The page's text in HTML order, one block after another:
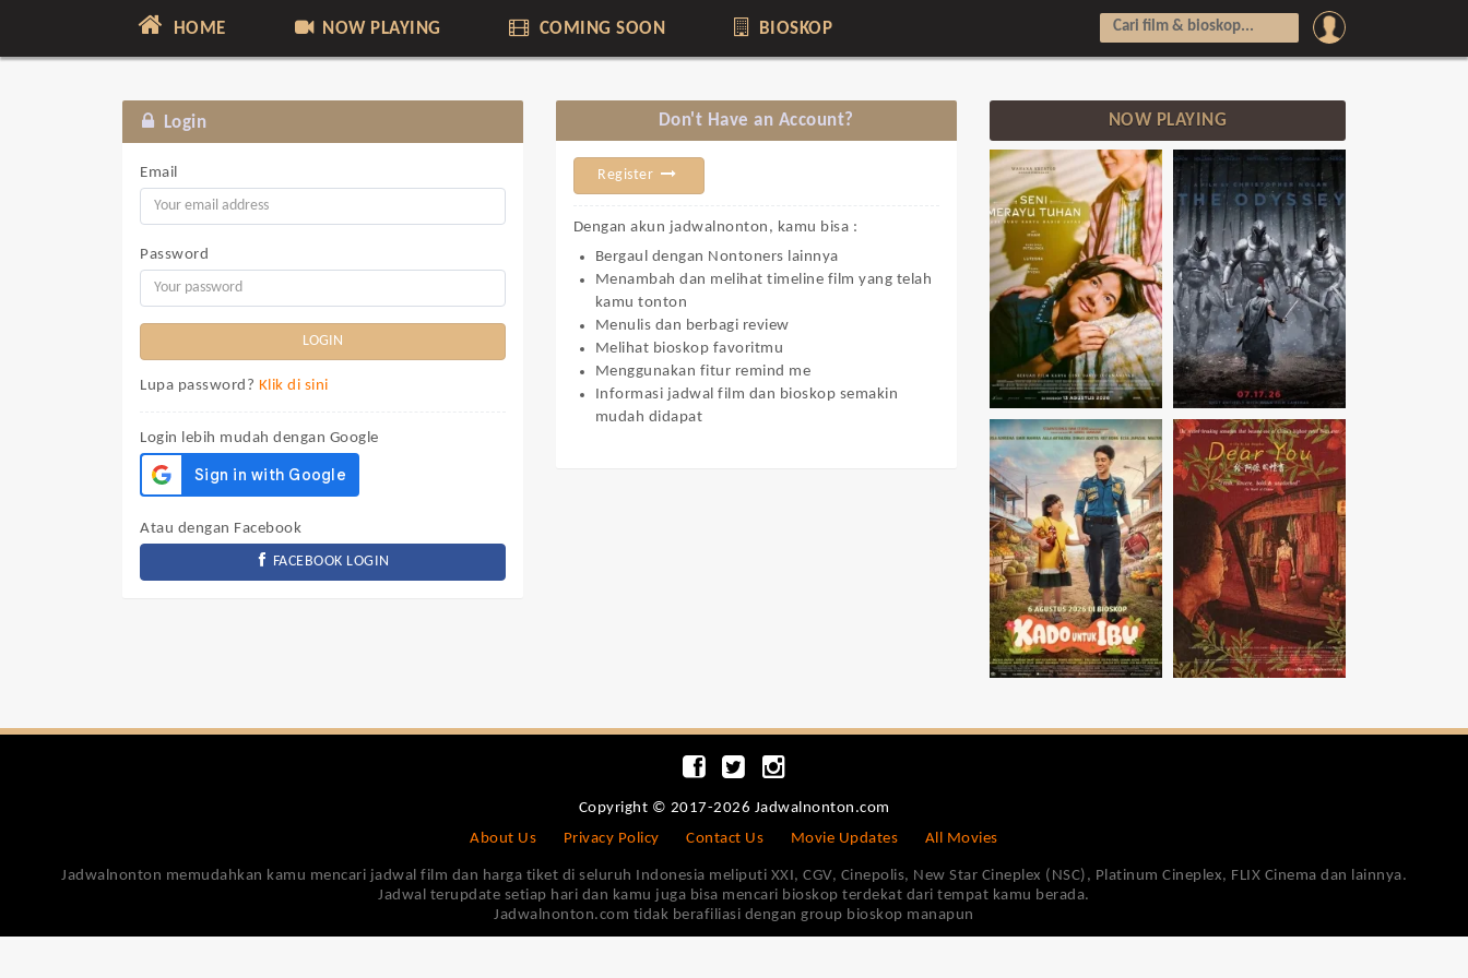
HOME NOW PLAYING COMING SOON BIOSKOP
Login
Email
Password
Lupa password? Klik di sini
Login lebih mudah dengan Google
Atau dengan Facebook
FACEBOOK LOGIN
Don't Have an Account?
Register
Dengan akun jadwalnonton, kamu bisa :
Bergaul dengan Nontoners lainnya
Menambah dan melihat timeline film yang telah
kamu tonton
Menulis dan berbagi review
Melihat bioskop favoritmu
Menggunakan fitur remind me
Informasi jadwal film dan bioskop semakin
mudah didapat
NOW PLAYING
Copyright © 2017-2026 Jadwalnonton.com
About Us
Privacy Policy Contact Us Movie Updates All Movies
Jadwalnonton memudahkan kamu mencari jadwal film dan harga tiket di seluruh Indonesia meliputi XXI, CGV, Cinepolis, New Star Cineplex (NSC), Platinum Cineplex, FLIX Cinema dan lainnya.
Jadwal terupdate setiap hari dan kamu juga bisa mencari bioskop terdekat dari tempat kamu berada.
Jadwalnonton.com tidak berafiliasi dengan group bioskop manapun